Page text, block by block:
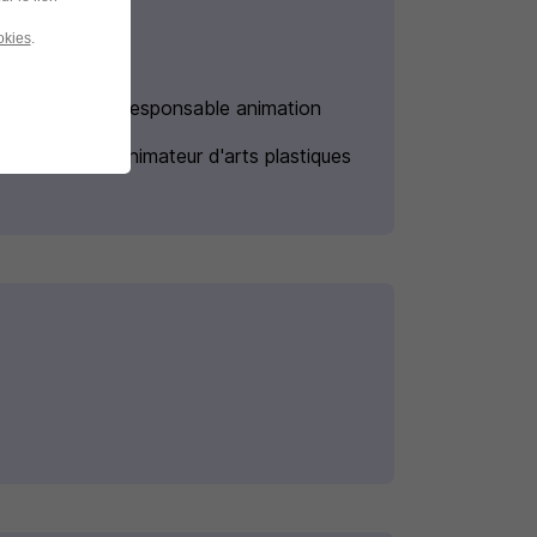
Alternance Responsable animation
Alternance Animateur d'arts plastiques
.